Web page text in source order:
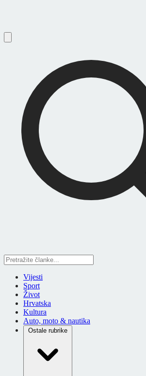
Vijesti
Sport
Život
Hrvatska
Kultura
Auto, moto & nautika
Ostale rubrike